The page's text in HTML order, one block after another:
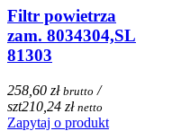
Filtr powietrza
zam. 8034304,SL
81303
258,60 zł brutto /
szt210,24 zł netto
Zapytaj o produkt